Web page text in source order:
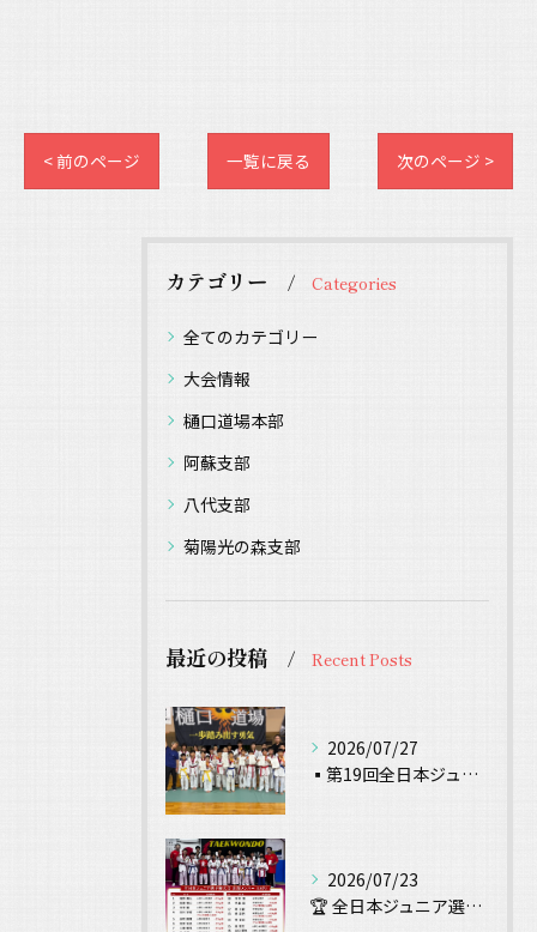
< 前のページ 一覧に戻る 次のページ >
カテゴリー Categories
全てのカテゴリー
大会情報
樋口道場本部
阿蘇支部
八代支部
菊陽光の森支部
最近の投稿 Recent Posts
2026/07/27
▪️第19回全日本ジュニアテコンドー選手権 試合結果▪️
2026/07/23
🏆 全日本ジュニア選手権大会 出場！ 🥋